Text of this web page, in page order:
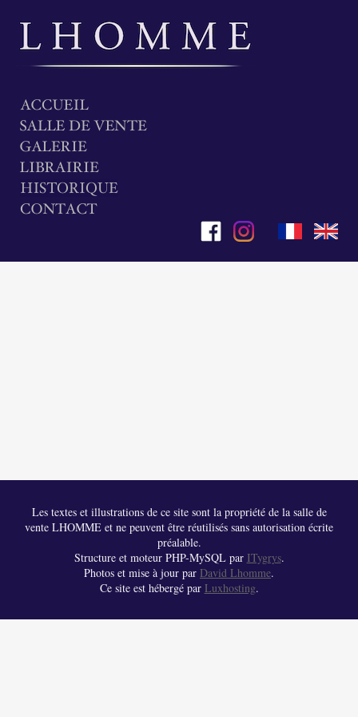
Les textes et illustrations de ce site sont la propriété de la salle de
vente LHOMME et ne peuvent être réutilisés sans autorisation écrite
préalable.
Structure et moteur PHP-MySQL par ITygrys.
Photos et mise à jour par David Lhomme.
Ce site est hébergé par Luxhosting.